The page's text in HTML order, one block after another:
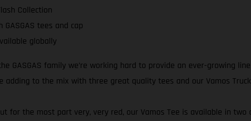
Collection
tees and cap
globally
GASGAS family we’re working hard to provide an ever-growing
adding to the mix with three great quality tees and our Vamos
for the most part very, very red, our Vamos Tee is available in